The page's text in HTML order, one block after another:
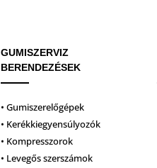
GUMISZERVIZ
BERENDEZÉSEK
• Gumiszerelőgépek
• Kerékkiegyensúlyozók
• Kompresszorok
• Levegős szerszámok